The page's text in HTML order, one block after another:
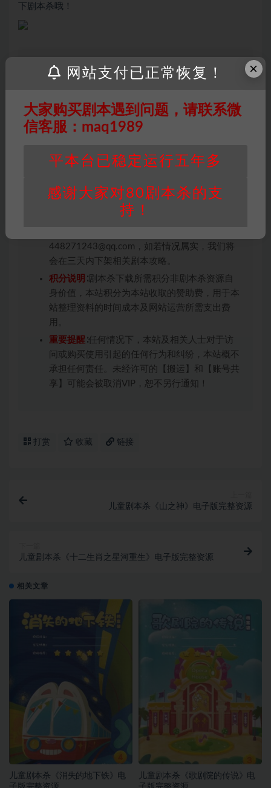
下剧本杀哦！
因百度网盘限制，链接有失效的风险，如遇到无
器→ 点此下载←
免责声明： 本站所有剧本杀资源均为网友分享
用于商业用途!任何人访问、浏览本站，购买或
未购买，即代表已阅读本声明，理解并同意受本
条约约束，并遵守所有适用的法律法规。
：本站提供的任何剧本杀资源内容的版
权均属于机关版权或权利人。如有侵权，请发邮
448271243@qq.com，如若情况属实，我们将
会在三天内下架相关剧本攻略。
积分说明 ∶剧本杀下载所需积分非剧本杀资源自
身价值，本站积分为本站收取的赞助费，用于本
站整理资料的时间成本及网站运营所需支出费
用。
重要提醒 ∶任何情况下，本站及相关人士对于访
问或购买使用引起的任何行为和纠纷，本站概不
承担任何责任。未经许可的【搬运】和【账号共
享】可能会被取消VIP，恕不另行通知！
打赏 收藏 链接
儿童剧本杀《山之神》电子版完整资源
儿童剧本杀《十二生肖之星河重生》电子版完整资源
相关文章
儿童剧本杀《消失的地下铁》电
儿童剧本杀《歌剧院的传说》电
×
网站支付已正常恢复！
大家购买剧本遇到问题，请联系微
信客服：maq1989
平本台已稳定运行五年多
感谢大家对80剧本杀的支
持！